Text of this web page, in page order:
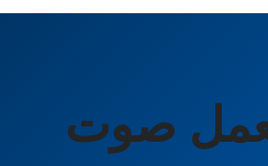
صوت